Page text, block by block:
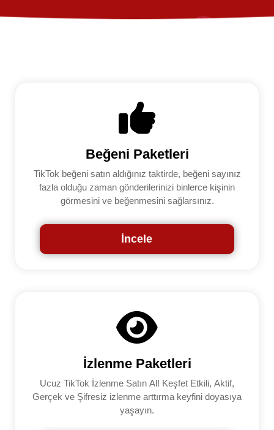
Beğeni Paketleri
TikTok beğeni satın aldığınız taktirde, beğeni sayınız
fazla olduğu zaman gönderilerinizi binlerce kişinin
görmesini ve beğenmesini sağlarsınız.
İncele
İzlenme Paketleri
Ucuz TikTok İzlenme Satın Al! Keşfet Etkili, Aktif,
Gerçek ve Şifresiz izlenme arttırma keyfini doyasıya
yaşayın.